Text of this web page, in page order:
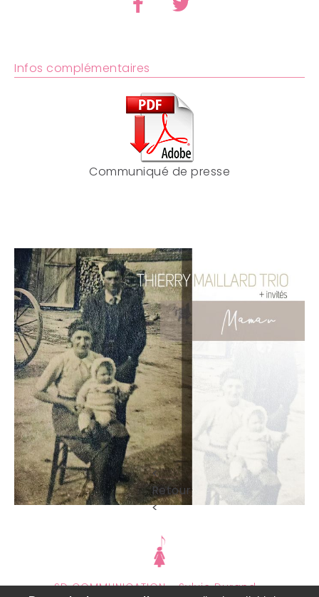
Infos complémentaires
Communiqué de presse
<
Retour
<
SD COMMUNICATION - Sylvie Durand -